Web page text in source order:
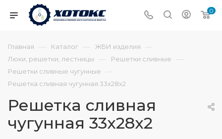
0
Главная — Каталог — ЖБИ изделия —
Люки, решетки, лестницы — Решетки сливные —
Решетки сливные чугунные —
Решетка сливная чугунная 33х28х2
Решетка сливная
чугунная 33х28х2